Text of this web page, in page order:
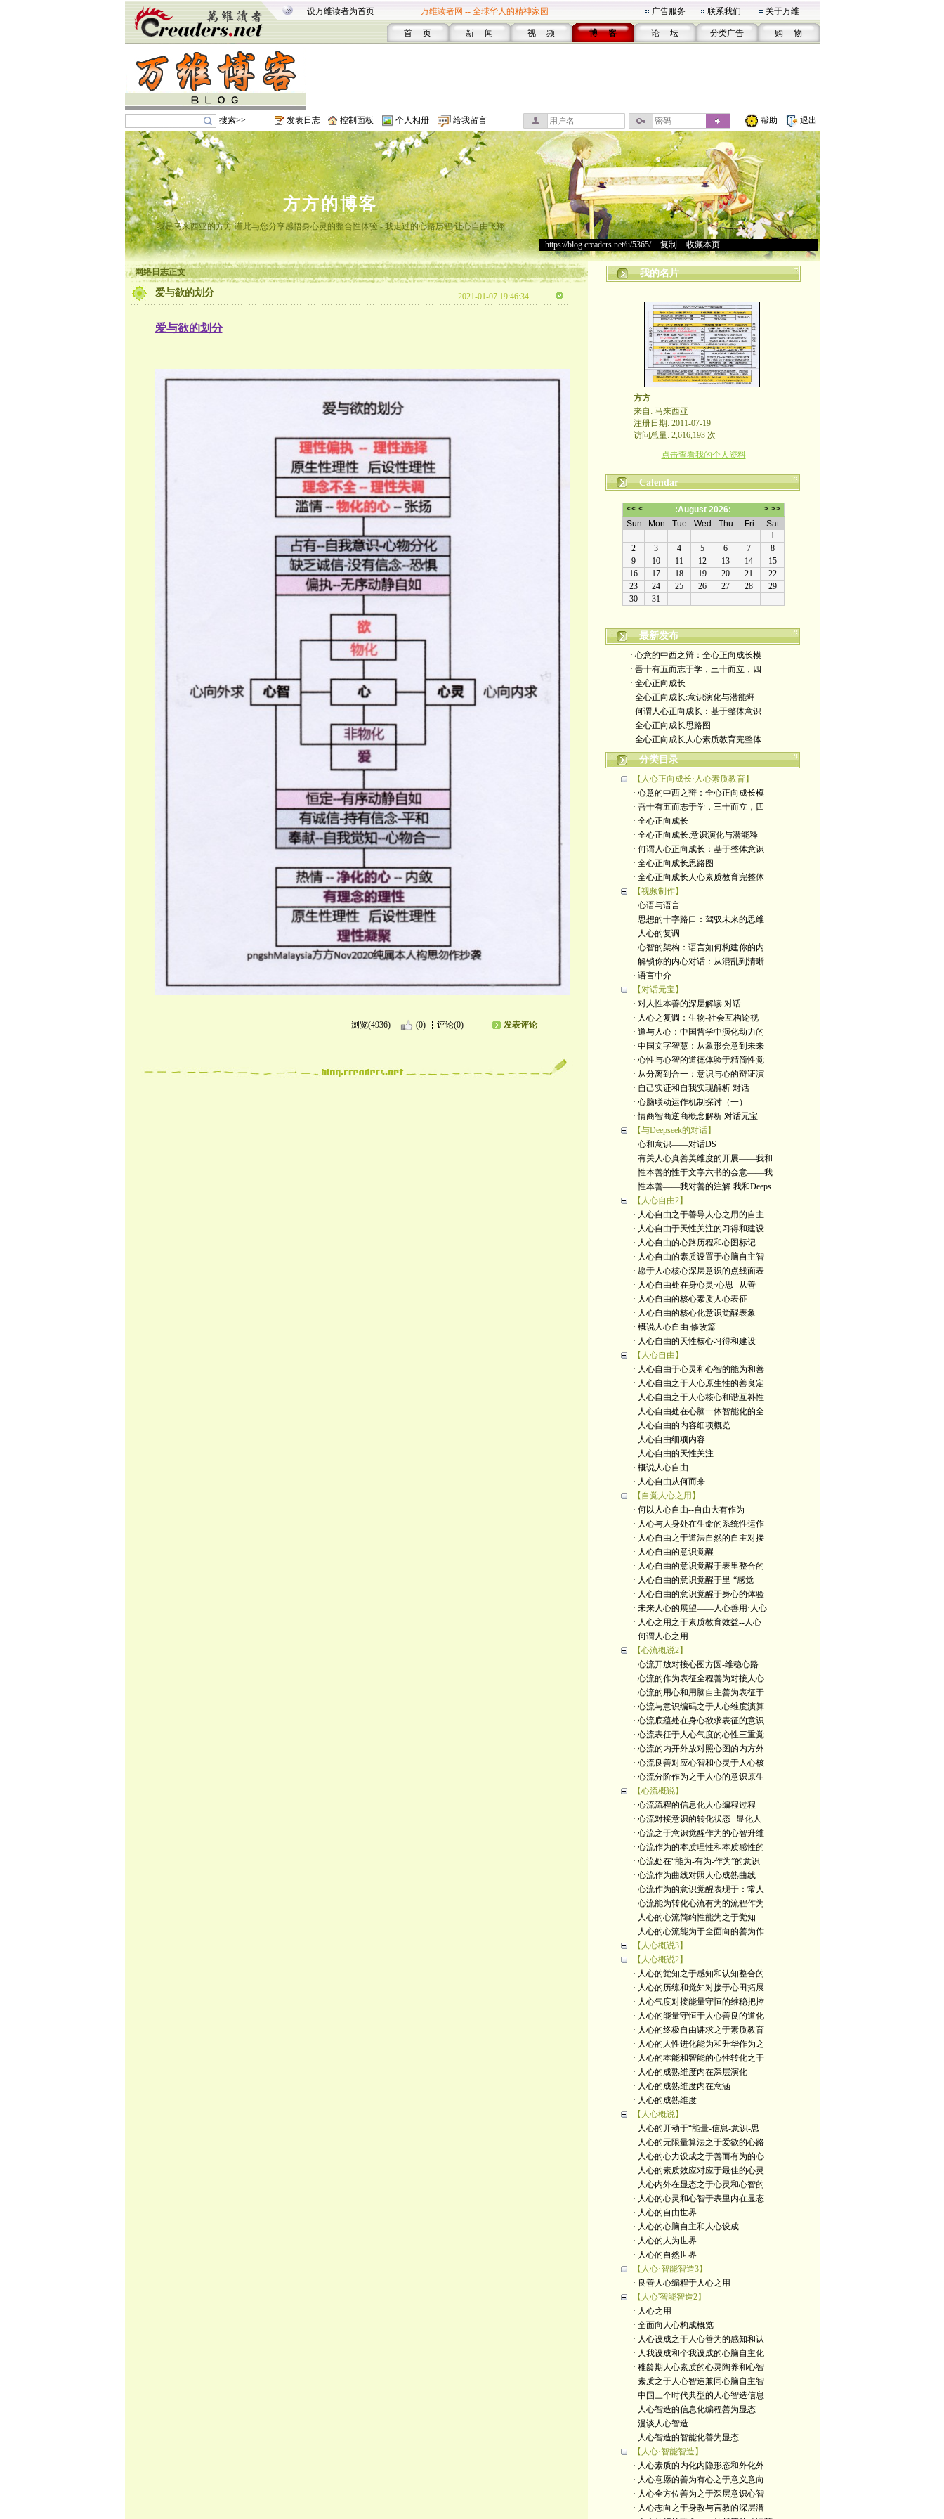
设万维读者为首页 万维读者网 -- 全球华人的精神家园 广告服务 联系我们 关于万维
首 页 新 闻 视 频 博 客 论 坛 分类广告 购 物
搜索>> 发表日志 控制面板 个人相册 给我留言 帮助 退出
方方的博客
我是马来西亚的方方 谨此与您分享感悟身心灵的整合性体验 - 我走过的心路历程 让心自由飞翔
https://blog.creaders.net/u/5365/> 复制 收藏本页
网络日志正文
爱与欲的划分 2021-01-07 19:46:34
爱与欲的划分
浏览(4936) (0) 评论(0) 发表评论
我的名片
方方
来自: 马来西亚
注册日期: 2011-07-19
访问总量: 2,616,193 次
点击查看我的个人资料
Calendar
最新发布
· 心意的中西之辩：全心正向成长模
· 吾十有五而志于学，三十而立，四
· 全心正向成长
· 全心正向成长:意识演化与潜能释
· 何谓人心正向成长：基于整体意识
· 全心正向成长思路图
· 全心正向成长人心素质教育完整体
分类目录
【人心正向成长·人心素质教育】
· 心意的中西之辩：全心正向成长模
· 吾十有五而志于学，三十而立，四
· 全心正向成长
· 全心正向成长:意识演化与潜能释
· 何谓人心正向成长：基于整体意识
· 全心正向成长思路图
· 全心正向成长人心素质教育完整体
【视频制作】
· 心语与语言
· 思想的十字路口：驾驭未来的思维
· 人心的复调
· 心智的架构：语言如何构建你的内
· 解锁你的内心对话：从混乱到清晰
· 语言中介
【对话元宝】
· 对人性本善的深层解读 对话
· 人心之复调：生物-社会互构论视
· 道与人心：中国哲学中演化动力的
· 中国文字智慧：从象形会意到未来
· 心性与心智的道德体验于精简性觉
· 从分离到合一：意识与心的辩证演
· 自己实证和自我实现解析 对话
· 心脑联动运作机制探讨（一）
· 情商智商逆商概念解析 对话元宝
【与Deepseek的对话】
· 心和意识——对话DS
· 有关人心真善美维度的开展——我和
· 性本善的性于文字六书的会意——我
· 性本善——我对善的注解·我和Deeps
【人心自由2】
· 人心自由之于善导人心之用的自主
· 人心自由于天性关注的习得和建设
· 人心自由的心路历程和心图标记
· 人心自由的素质设置于心脑自主智
· 愿于人心核心深层意识的点线面表
· 人心自由处在身心灵·心思--从善
· 人心自由的核心素质人心表征
· 人心自由的核心化意识觉醒表象
· 概说人心自由 修改篇
· 人心自由的天性核心习得和建设
【人心自由】
· 人心自由于心灵和心智的能为和善
· 人心自由之于人心原生性的善良定
· 人心自由之于人心核心和谐互补性
· 人心自由处在心脑一体智能化的全
· 人心自由的内容细项概览
· 人心自由细项内容
· 人心自由的天性关注
· 概说人心自由
· 人心自由从何而来
【自觉人心之用】
· 何以人心自由--自由大有作为
· 人心与人身处在生命的系统性运作
· 人心自由之于道法自然的自主对接
· 人心自由的意识觉醒
· 人心自由的意识觉醒于表里整合的
· 人心自由的意识觉醒于里-“感觉-
· 人心自由的意识觉醒于身心的体验
· 未来人心的展望——人心善用·人心
· 人心之用之于素质教育效益--人心
· 何谓人心之用
【心流概说2】
· 心流开放对接心图方圆-维稳心路
· 心流的作为表征全程善为对接人心
· 心流的用心和用脑自主善为表征于
· 心流与意识编码之于人心维度演算
· 心流底蕴处在身心欲求表征的意识
· 心流表征于人心气度的心性三重觉
· 心流的内开外放对照心图的内方外
· 心流良善对应心智和心灵于人心核
· 心流分阶作为之于人心的意识原生
【心流概说】
· 心流流程的信息化人心编程过程
· 心流对接意识的转化状态--显化人
· 心流之于意识觉醒作为的心智升维
· 心流作为的本质理性和本质感性的
· 心流处在“能为-有为-作为”的意识
· 心流作为曲线对照人心成熟曲线
· 心流作为的意识觉醒表现于：常人
· 心流能为转化心流有为的流程作为
· 人心的心流简约性能为之于觉知
· 人心的心流能为于全面向的善为作
【人心概说3】
【人心概说2】
· 人心的觉知之于感知和认知整合的
· 人心的历练和觉知对接于心田拓展
· 人心气度对接能量守恒的维稳把控
· 人心的能量守恒于人心善良的道化
· 人心的终极自由讲求之于素质教育
· 人心的人性进化能为和升华作为之
· 人心的本能和智能的心性转化之于
· 人心的成熟维度内在深层演化
· 人心的成熟维度内在意涵
· 人心的成熟维度
【人心概说】
· 人心的开动于“能量-信息-意识-思
· 人心的无限量算法之于爱欲的心路
· 人心的心力设成之于善而有为的心
· 人心的素质效应对应于最佳的心灵
· 人心内外在显态之于心灵和心智的
· 人心的心灵和心智于表里内在显态
· 人心的自由世界
· 人心的心脑自主和人心设成
· 人心的人为世界
· 人心的自然世界
【人心·智能智造3】
· 良善人心编程于人心之用
【人心'智能智造2】
· 人心之用
· 全面向人心构成概览
· 人心设成之于人心善为的感知和认
· 人我设成和个我设成的心脑自主化
· 稚龄期人心素质的心灵陶养和心智
· 素质之于人心智造兼同心脑自主智
· 中国三个时代典型的人心智造信息
· 人心智造的信息化编程善为显态
· 漫谈人心智造
· 人心智造的智能化善为显态
【人心·智能智造】
· 人心素质的内化内隐形态和外化外
· 人心意愿的善为有心之于意义意向
· 人心全方位善为之于深层意识心智
· 人心志向之于身教与言教的深层潜